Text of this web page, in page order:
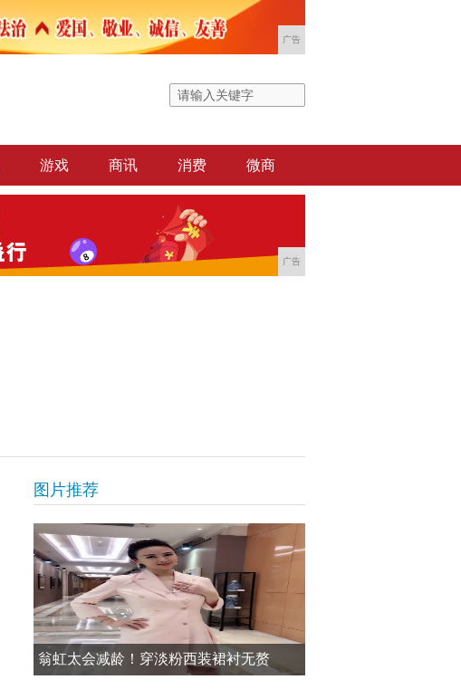
广告
游戏 商讯 消费 微商
广告
图片推荐
翁虹太会减龄！穿淡粉西装裙衬无赘